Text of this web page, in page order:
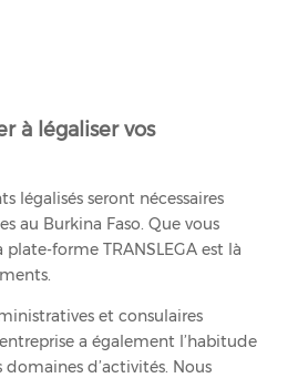
à légaliser vos
légalisés seront nécessaires
au Burkina Faso. Que vous
forme TRANSLEGA est là
et consulaires
a également l’habitude
d’activités. Nous